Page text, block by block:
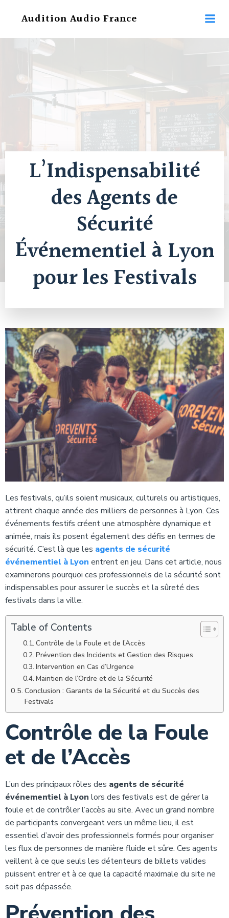
au
Audition Audio France
L’Indispensabilité
des Agents de
Sécurité
Événementiel à Lyon
pour les Festivals
Les festivals, qu’ils soient musicaux, culturels ou artistiques,
attirent chaque année des milliers de personnes à Lyon. Ces
événements festifs créent une atmosphère dynamique et
animée, mais ils posent également des défis en termes de
sécurité. C’est là que les agents de sécurité
événementiel à Lyon entrent en jeu. Dans cet article, nous
examinerons pourquoi ces professionnels de la sécurité sont
indispensables pour assurer le succès et la sûreté des
festivals dans la ville.
Table of Contents
Contrôle de la Foule et de l’Accès
Prévention des Incidents et Gestion des Risques
Intervention en Cas d’Urgence
Maintien de l’Ordre et de la Sécurité
Conclusion : Garants de la Sécurité et du Succès des
Festivals
Contrôle de la Foule
et de l’Accès
L’un des principaux rôles des agents de sécurité
événementiel à Lyon lors des festivals est de gérer la
foule et de contrôler l’accès au site. Avec un grand nombre
de participants convergeant vers un même lieu, il est
essentiel d’avoir des professionnels formés pour organiser
les flux de personnes de manière fluide et sûre. Ces agents
veillent à ce que seuls les détenteurs de billets valides
puissent entrer et à ce que la capacité maximale du site ne
soit pas dépassée.